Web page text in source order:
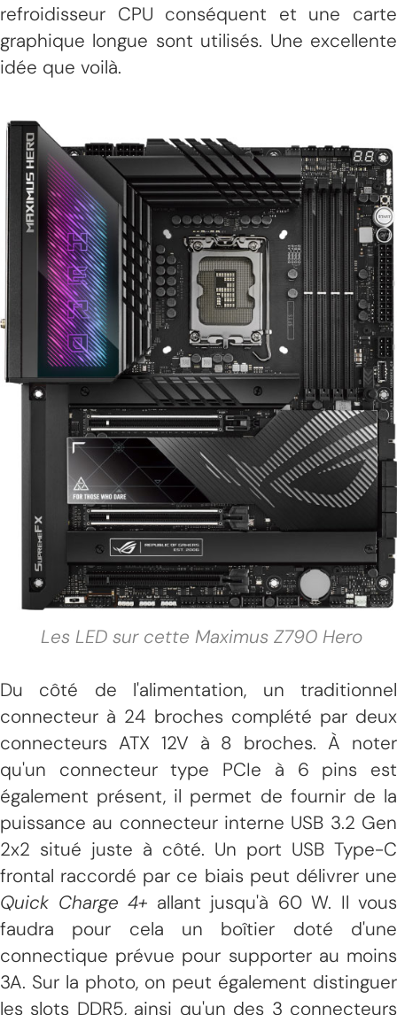
refroidisseur CPU conséquent et une carte
graphique longue sont utilisés. Une excellente
idée que voilà.
Les LED sur cette Maximus Z790 Hero
Du côté de l'alimentation, un traditionnel
connecteur à 24 broches complété par deux
connecteurs ATX 12V à 8 broches. À noter
qu'un connecteur type PCIe à 6 pins est
également présent, il permet de fournir de la
puissance au connecteur interne USB 3.2 Gen
2x2 situé juste à côté. Un port USB Type-C
frontal raccordé par ce biais peut délivrer une
Quick Charge 4+ allant jusqu'à 60 W. Il vous
faudra pour cela un boîtier doté d'une
connectique prévue pour supporter au moins
3A. Sur la photo, on peut également distinguer
les slots DDR5, ainsi qu'un des 3 connecteurs